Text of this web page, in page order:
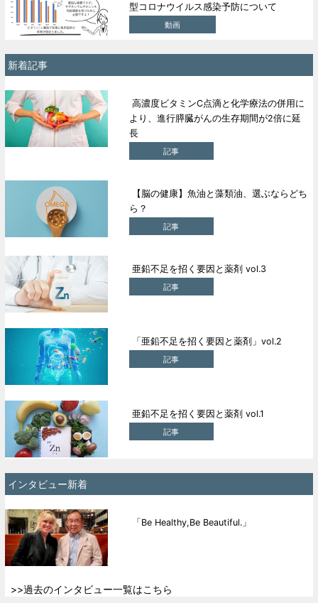
型コロナウイルス感染予防について
動画
新着記事
高濃度ビタミンC点滴と化学療法の併用に
より、進行膵臓がんの生存期間が2倍に延
長
記事
【脳の健康】魚油と藻類油、選ぶならどち
ら？
記事
亜鉛不足を招く要因と薬剤 vol.3
記事
「亜鉛不足を招く要因と薬剤」vol.2
記事
亜鉛不足を招く要因と薬剤 vol.1
記事
インタビュー新着
「Be Healthy,Be Beautiful.」
>>過去のインタビュー一覧はこちら